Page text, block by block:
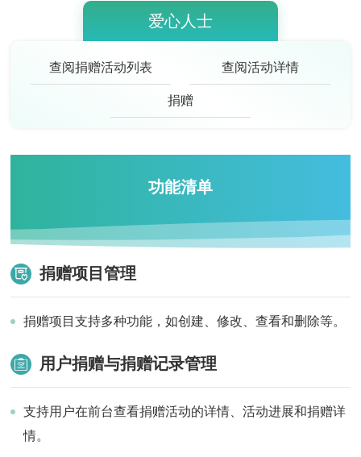
爱心人士
查阅捐赠活动列表 查阅活动详情
捐赠
功能清单
捐赠项目管理
捐赠项目支持多种功能，如创建、修改、查看和删除等。
用户捐赠与捐赠记录管理
支持用户在前台查看捐赠活动的详情、活动进展和捐赠详
情。